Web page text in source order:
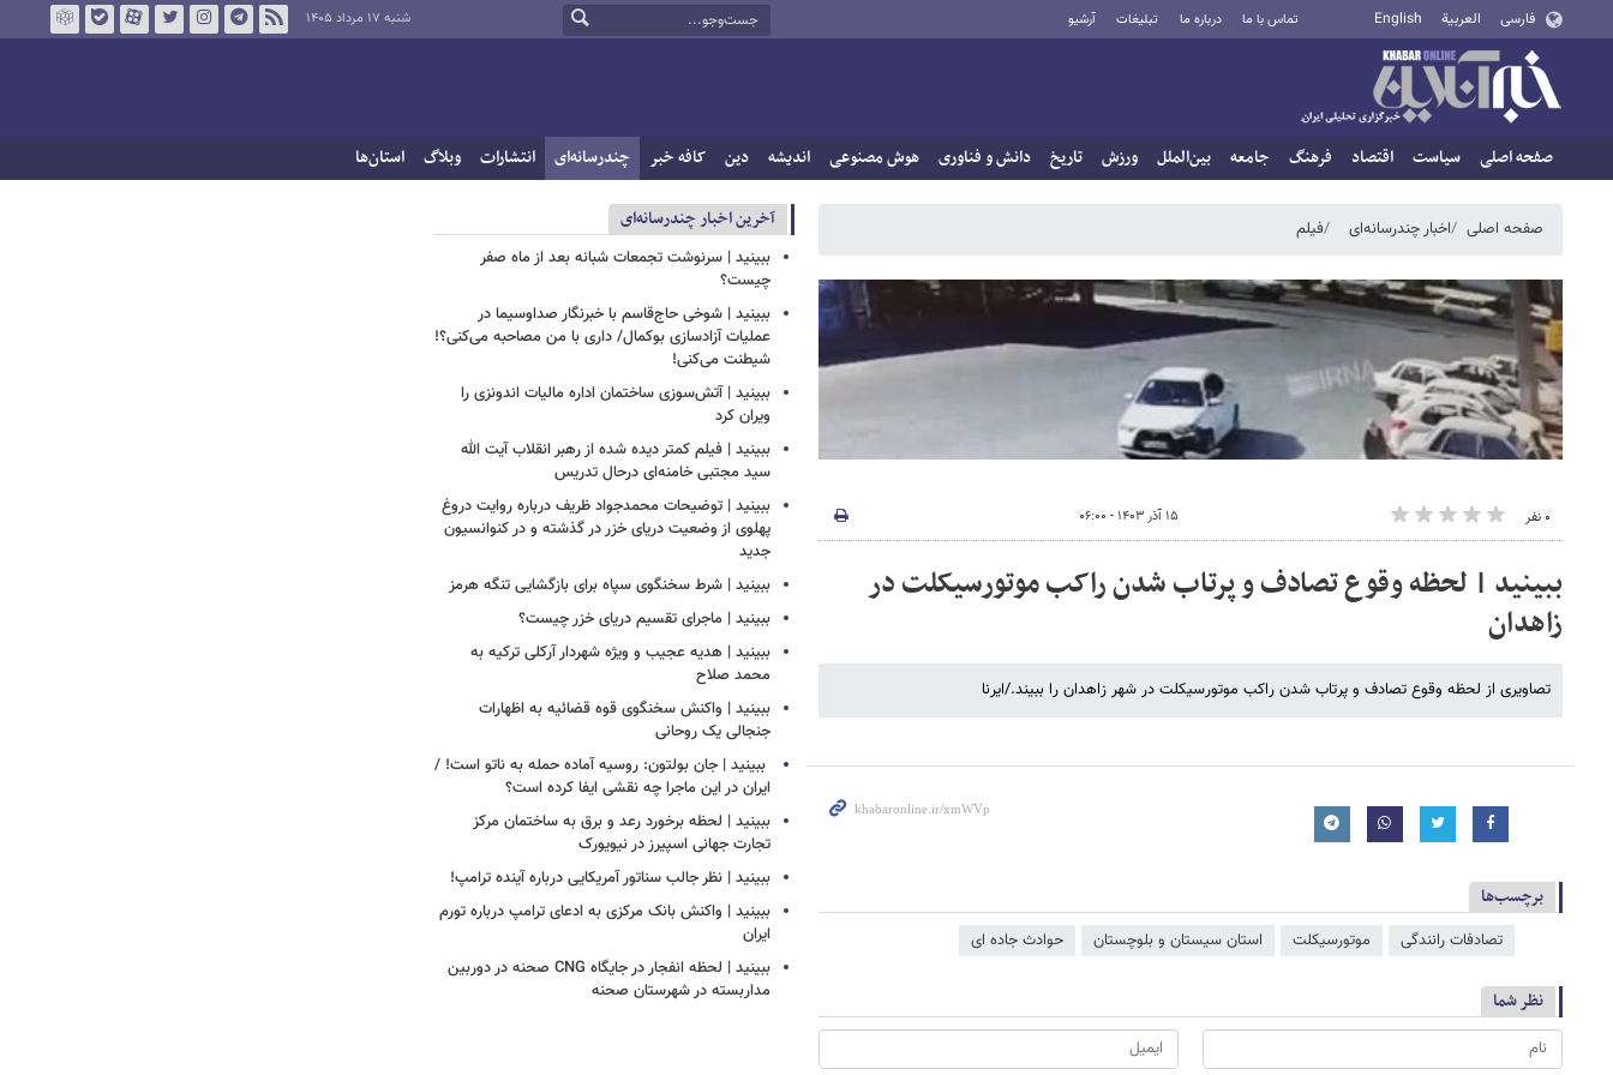
فارسی العربية English تماس با ما درباره ما تبلیغات آرشیو شنبه ۱۷ مرداد ۱۴۰۵
صفحه اصلی سیاست اقتصاد فرهنگ جامعه بین‌الملل ورزش تاریخ دانش و فناوری هوش مصنوعی اندیشه دین کافه خبر چندرسانه‌ای انتشارات وبلاگ استان‌ها
صفحه اصلی اخبار چندرسانه‌ای فیلم
۰ نفر ۱۵ آذر ۱۴۰۳ - ۰۶:۰۰
ببینید | لحظه وقوع تصادف و پرتاب شدن راکب موتورسیکلت در
زاهدان
تصاویری از لحظه وقوع تصادف و پرتاب شدن راکب موتورسیکلت در شهر زاهدان را ببیند./ایرنا
برچسب‌ها
تصادفات رانندگی موتورسیکلت استان سیستان و بلوچستان حوادث جاده ای
نظر شما
آخرین اخبار چندرسانه‌ای
ببینید | سرنوشت تجمعات شبانه بعد از ماه صفر
چیست؟
ببینید | شوخی حاج‌قاسم با خبرنگار صداوسیما در
عملیات آزادسازی بوکمال/ داری با من مصاحبه‌ می‌کنی؟!
شیطنت می‌کنی!
ببینید | آتش‌سوزی ساختمان اداره مالیات اندونزی را
ویران کرد
ببینید | فیلم کمتر دیده شده از رهبر انقلاب آیت الله
سید مجتبی خامنه‌ای درحال تدریس
ببینید | توضیحات محمدجواد ظریف درباره روایت دروغ
پهلوی از وضعیت دریای خزر در گذشته و در کنوانسیون
جدید
ببینید | شرط سخنگوی سپاه برای بازگشایی تنگه هرمز
ببینید | ماجرای تقسیم دریای خزر چیست؟
ببینید | هدیه عجیب و ویژه شهردار آرکلی ترکیه به
محمد صلاح
ببینید | واکنش سخنگوی قوه قضائیه به اظهارات
جنجالی یک روحانی
‏ ببینید | جان بولتون: روسیه آماده حمله به ناتو است! /
ایران در این ماجرا چه نقشی ایفا کرده است؟
ببینید | لحظه برخورد رعد و برق به ساختمان مرکز
تجارت جهانی اسپیرز در نیویورک
ببینید | نظر جالب سناتور آمریکایی درباره آینده ترامپ!
ببینید | واکنش بانک مرکزی به ادعای ترامپ درباره تورم
ایران
ببینید | لحظه انفجار در جایگاه CNG صحنه در دوربین
مداربسته در شهرستان صحنه